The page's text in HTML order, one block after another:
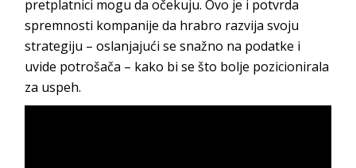
pretplatnici mogu da očekuju. Ovo je i potvrda
spremnosti kompanije da hrabro razvija svoju
strategiju – oslanjajući se snažno na podatke i
uvide potrošača – kako bi se što bolje pozicionirala
za uspeh.